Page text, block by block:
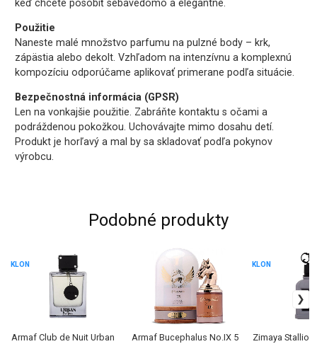
keď chcete pôsobiť sebavedomo a elegantne.
Použitie
Naneste malé množstvo parfumu na pulzné body – krk,
zápästia alebo dekolt. Vzhľadom na intenzívnu a komplexnú
kompozíciu odporúčame aplikovať primerane podľa situácie.
Bezpečnostná informácia (GPSR)
Len na vonkajšie použitie. Zabráňte kontaktu s očami a
podráždenou pokožkou. Uchovávajte mimo dosahu detí.
Produkt je horľavý a mal by sa skladovať podľa pokynov
výrobcu.
Podobné produkty
Armaf Club de Nuit Urban
KLON
Armaf Bucephalus No.IX 5
Zimaya Stallion
KLON